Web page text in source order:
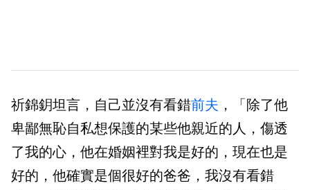
祈錦鈅坦言，自己並沒有看錯前夫 ，「除了他
卑鄙無恥自私想保護的某些他親近的人，傷透
了我的心，他在婚姻裡對我是好的，現在也是
好的，他確實是個很好的爸爸，我沒有看錯